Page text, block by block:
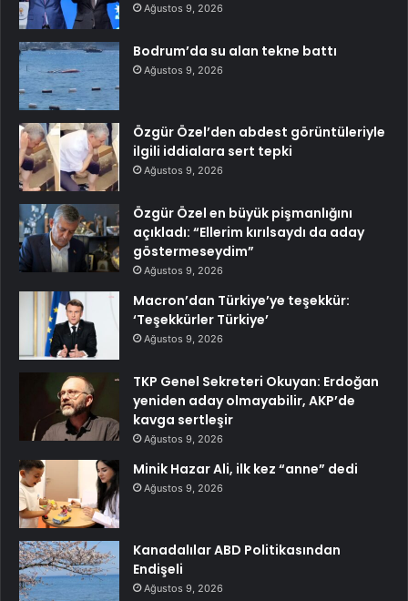
Ağustos 9, 2026
Bodrum’da su alan tekne battı
Ağustos 9, 2026
Özgür Özel’den abdest görüntüleriyle
ilgili iddialara sert tepki
Ağustos 9, 2026
Özgür Özel en büyük pişmanlığını
açıkladı: “Ellerim kırılsaydı da aday
göstermeseydim”
Ağustos 9, 2026
Macron’dan Türkiye’ye teşekkür:
‘Teşekkürler Türkiye’
Ağustos 9, 2026
TKP Genel Sekreteri Okuyan: Erdoğan
yeniden aday olmayabilir, AKP’de
kavga sertleşir
Ağustos 9, 2026
Minik Hazar Ali, ilk kez “anne” dedi
Ağustos 9, 2026
Kanadalılar ABD Politikasından
Endişeli
Ağustos 9, 2026